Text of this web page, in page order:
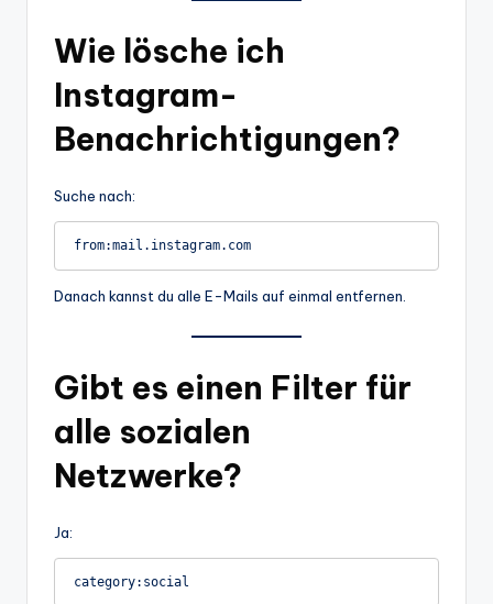
Wie lösche ich
Instagram-
Benachrichtigungen?
Suche nach:
from:mail.instagram.com
Danach kannst du alle E-Mails auf einmal entfernen.
Gibt es einen Filter für
alle sozialen
Netzwerke?
Ja:
category:social